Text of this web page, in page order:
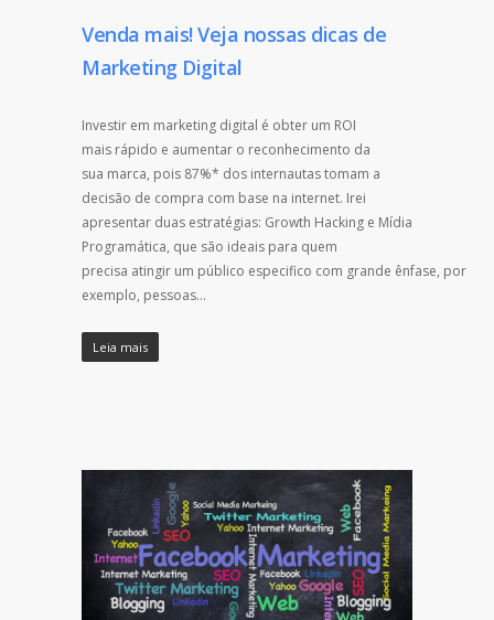
Venda mais! Veja nossas dicas de
Marketing Digital
Investir em marketing digital é obter um ROI
mais rápido e aumentar o reconhecimento da
sua marca, pois 87%* dos internautas tomam a
decisão de compra com base na internet. Irei
apresentar duas estratégias: Growth Hacking e Mídia
Programática, que são ideais para quem
precisa atingir um público especifico com grande ênfase, por
exemplo, pessoas…
Leia mais